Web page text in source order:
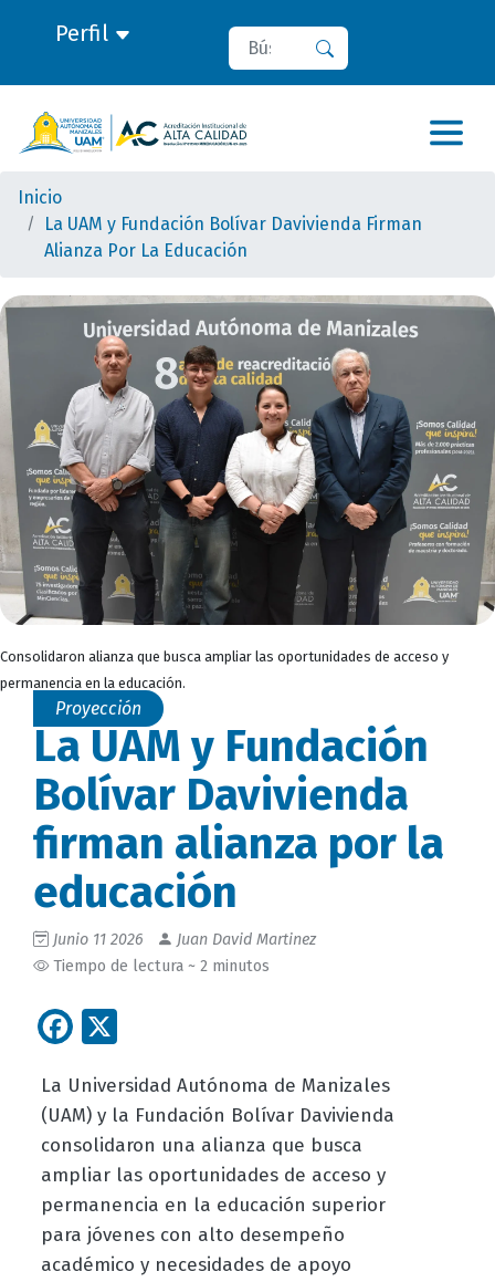
Perfil Buscar
Inicio
La UAM y Fundación Bolívar Davivienda Firman
Alianza Por La Educación
Consolidaron alianza que busca ampliar las oportunidades de acceso y
permanencia en la educación.
Proyección
La UAM y Fundación
Bolívar Davivienda
firman alianza por la
educación
Junio 11 2026
Juan David Martinez
Tiempo de lectura ~ 2 minutos
Facebook
La Universidad Autónoma de Manizales
(UAM) y la Fundación Bolívar Davivienda
consolidaron una alianza que busca
ampliar las oportunidades de acceso y
permanencia en la educación superior
para jóvenes con alto desempeño
académico y necesidades de apoyo